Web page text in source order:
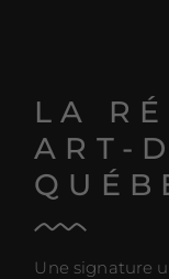
LA
ART-
Une signature